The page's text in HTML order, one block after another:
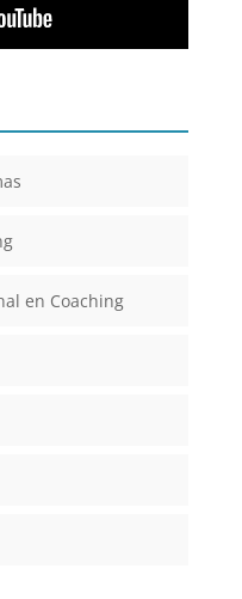
en Coaching